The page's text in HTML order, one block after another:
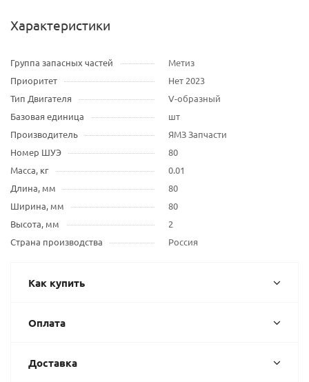
Характеристики
Группа запасных частей
Метиз
Приоритет
Нет 2023
Тип Двигателя
V-образный
Базовая единица
шт
Производитель
ЯМЗ Запчасти
Номер ШУЭ
80
Масса, кг
0.01
Длина, мм
80
Ширина, мм
80
Высота, мм
2
Страна производства
Россия
Как купить
Оплата
Доставка